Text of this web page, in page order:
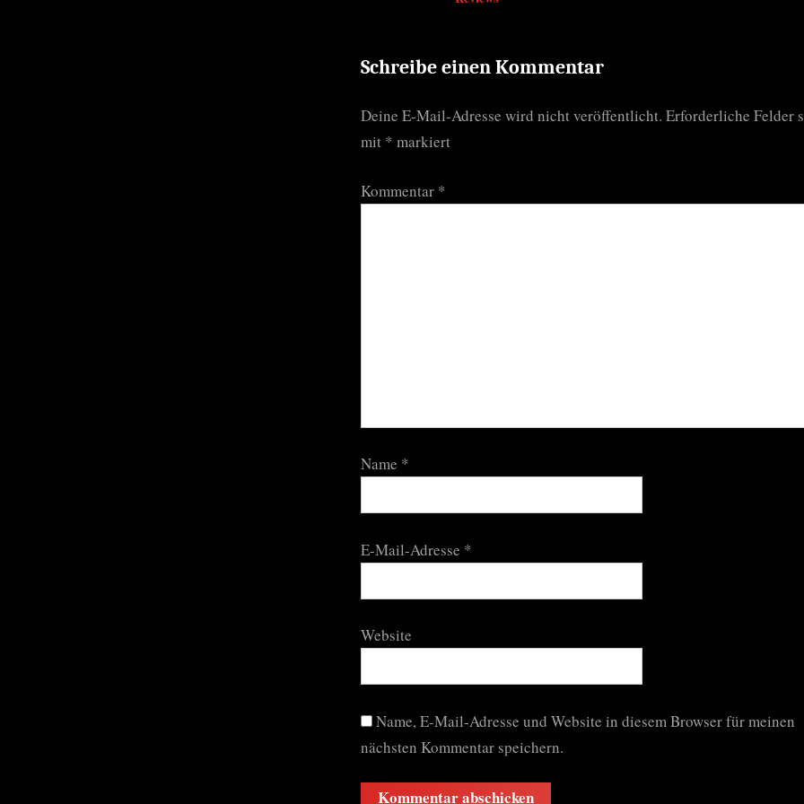
s
:
Schreibe einen Kommentar
Deine E-Mail-Adresse wird nicht veröffentlicht. Erforderliche Felder
mit * markiert
Kommentar *
Name *
E-Mail-Adresse *
Website
Name, E-Mail-Adresse und Website in diesem Browser für meinen
nächsten Kommentar speichern.